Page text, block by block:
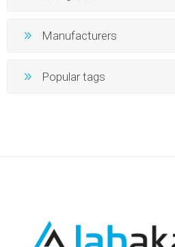
Manufacturers
Popular tags